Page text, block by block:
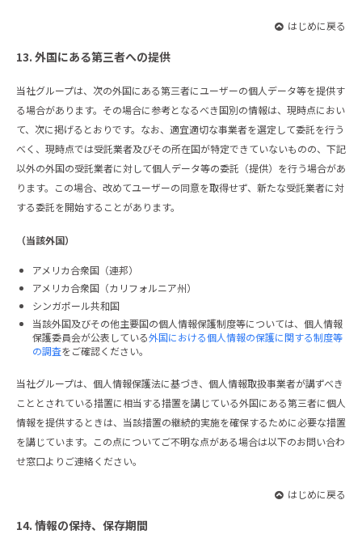
はじめに戻る
13. 外国にある第三者への提供
当社グループは、次の外国にある第三者にユーザーの個人データ等を提供す
る場合があります。その場合に参考となるべき国別の情報は、現時点におい
て、次に掲げるとおりです。なお、適宜適切な事業者を選定して委託を行う
べく、現時点では受託業者及びその所在国が特定できていないものの、下記
以外の外国の受託業者に対して個人データ等の委託（提供）を行う場合があ
ります。この場合、改めてユーザーの同意を取得せず、新たな受託業者に対
する委託を開始することがあります。
（当該外国）
アメリカ合衆国（連邦）
アメリカ合衆国（カリフォルニア州）
シンガポール共和国
当該外国及びその他主要国の個人情報保護制度等については、個人情報
保護委員会が公表している外国における個人情報の保護に関する制度等
の調査をご確認ください。
当社グループは、個人情報保護法に基づき、個人情報取扱事業者が講ずべき
こととされている措置に相当する措置を講じている外国にある第三者に個人
情報を提供するときは、当該措置の継続的実施を確保するために必要な措置
を講じています。この点についてご不明な点がある場合は以下のお問い合わ
せ窓口よりご連絡ください。
はじめに戻る
14. 情報の保持、保存期間